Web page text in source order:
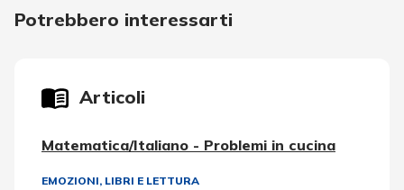
Potrebbero interessarti
Articoli
Matematica/Italiano - Problemi in cucina
EMOZIONI, LIBRI E LETTURA